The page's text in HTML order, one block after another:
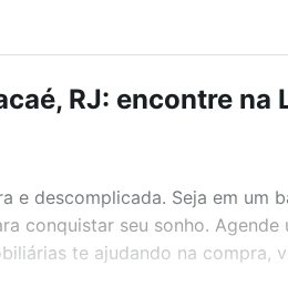
RJ: encontre na
descomplicada. Seja em
conquistar seu sonho.
te ajudando na compra,